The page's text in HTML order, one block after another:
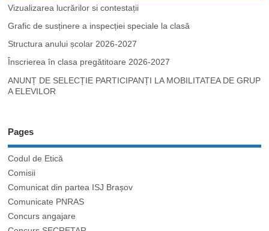
Vizualizarea lucrărilor si contestații
Grafic de susținere a inspecției speciale la clasă
Structura anului școlar 2026-2027
Înscrierea în clasa pregătitoare 2026-2027
ANUNȚ DE SELECȚIE PARTICIPANȚI LA MOBILITATEA DE GRUP
A ELEVILOR
Pages
Codul de Etică
Comisii
Comunicat din partea ISJ Brașov
Comunicate PNRAS
Concurs angajare